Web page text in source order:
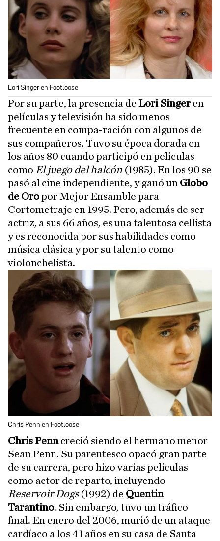
Lori Singer en Footloose
Por su parte, la presencia de Lori Singeren
películas y televisión ha sido menos
frecuente en compa-ración con algunos de
sus compañeros. Tuvo su época dorada en
los años 80 cuando participó en películas
como El juego del halcón (1985). En los 90 se
pasó al cine independiente, y ganó un Globo
de Oropor Mejor Ensamble para
Cortometraje en 1995. Pero, además de ser
actriz, a sus 66 años, es una talentosa cellista
y es reconocida por sus habilidades como
música clásica y por su talento como
violonchelista.
Chris Penn en Footloose
Chris Penncreció siendo el hermano menor
Sean Penn. Su parentesco opacó gran parte
de su carrera, pero hizo varias películas
como actor de reparto, incluyendo
Reservoir Dogs(1992) de Quentin
Tarantino. Sin embargo, tuvo un tráfico
final. En enero del 2006, murió de un ataque
cardíaco a los 41 años en su casa de Santa